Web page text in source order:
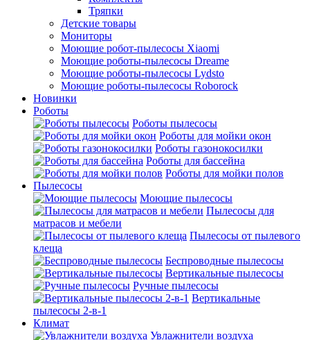
Тряпки
Детские товары
Мониторы
Моющие робот-пылесосы Xiaomi
Моющие роботы-пылесосы Dreame
Моющие роботы-пылесосы Lydsto
Моющие роботы-пылесосы Roborock
Новинки
Роботы
Роботы пылесосы
Роботы для мойки окон
Роботы газонокосилки
Роботы для бассейна
Роботы для мойки полов
Пылесосы
Моющие пылесосы
Пылесосы для
матрасов и мебели
Пылесосы от пылевого
клеща
Беспроводные пылесосы
Вертикальные пылесосы
Ручные пылесосы
Вертикальные
пылесосы 2-в-1
Климат
Увлажнители воздуха